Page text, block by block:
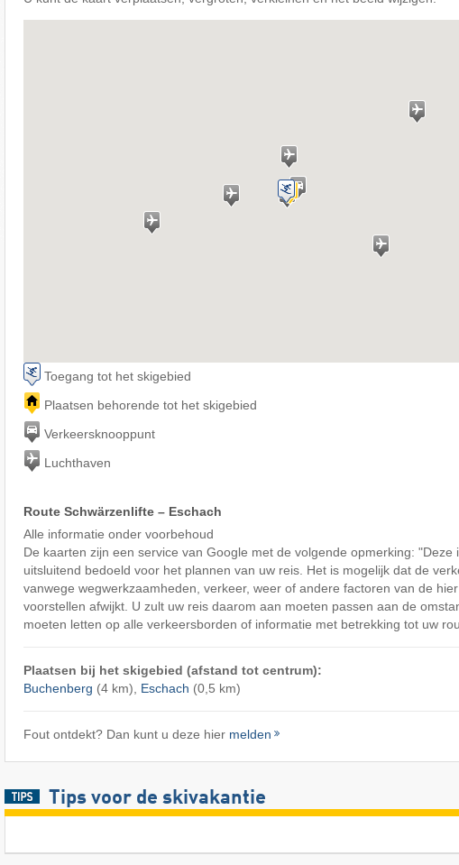
Toegang tot het skigebied
Plaatsen behorende tot het skigebied
Verkeersknooppunt
Luchthaven
Route Schwärzenlifte – Eschach
Alle informatie onder voorbehoud
De kaarten zijn een service van Google met de volgende opmerking: "Deze
uitsluitend bedoeld voor het plannen van uw reis. Het is mogelijk dat de
vanwege wegwerkzaamheden, verkeer, weer of andere factoren van de
voorstellen afwijkt. U zult uw reis daarom aan moeten passen aan de
moeten letten op alle verkeersborden of informatie met betrekking tot uw
Plaatsen bij het skigebied (afstand tot centrum):
Buchenberg (4 km), Eschach (0,5 km)
Fout ontdekt? Dan kunt u deze hier melden
Tips voor de skivakantie